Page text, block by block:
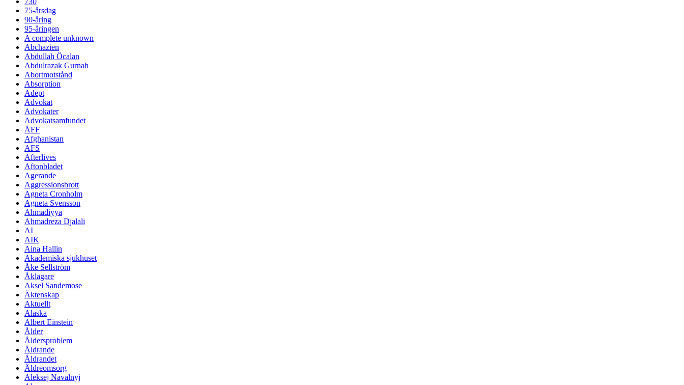
75-årsdag
90-åring
95-åringen
A complete unknown
Abchazien
Abdullah Öcalan
Abdulrazak Gurnah
Abortmotstånd
Absorption
Adept
Advokat
Advokater
Advokatsamfundet
ÅFF
Afghanistan
AFS
Afterlives
Aftonbladet
Agerande
Aggressionsbrott
Agneta Cronholm
Agneta Svensson
Ahmadiyya
Ahmadreza Djalali
AI
AIK
Aina Hallin
Akademiska sjukhuset
Åke Sellström
Åklagare
Aksel Sandemose
Äktenskap
Aktuellt
Alaska
Albert Einstein
Ålder
Åldersproblem
Åldrande
Åldrandet
Äldreomsorg
Aleksej Navalnyj